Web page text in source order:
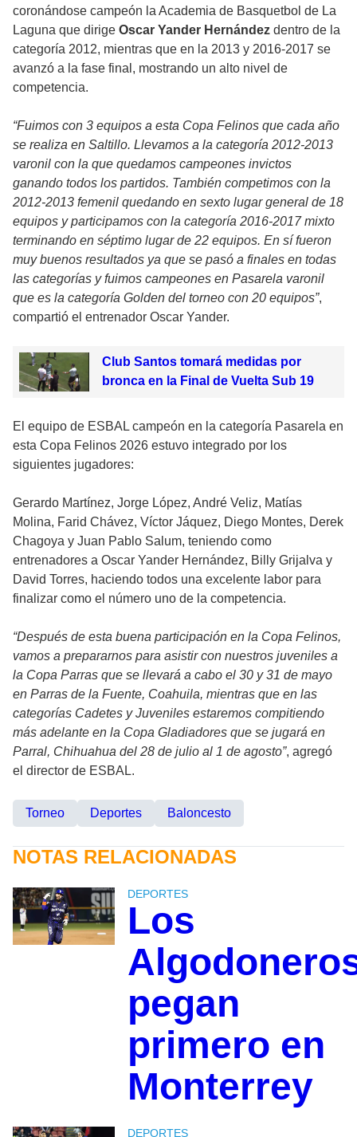
coronándose campeón la Academia de Basquetbol de La
Laguna que dirige Oscar Yander Hernández dentro de la
categoría 2012, mientras que en la 2013 y 2016-2017 se
avanzó a la fase final, mostrando un alto nivel de
competencia.
“Fuimos con 3 equipos a esta Copa Felinos que cada año
se realiza en Saltillo. Llevamos a la categoría 2012-2013
varonil con la que quedamos campeones invictos
ganando todos los partidos. También competimos con la
2012-2013 femenil quedando en sexto lugar general de 18
equipos y participamos con la categoría 2016-2017 mixto
terminando en séptimo lugar de 22 equipos. En sí fueron
muy buenos resultados ya que se pasó a finales en todas
las categorías y fuimos campeones en Pasarela varonil
que es la categoría Golden del torneo con 20 equipos”,
compartió el entrenador Oscar Yander.
Club Santos tomará medidas por
bronca en la Final de Vuelta Sub 19
El equipo de ESBAL campeón en la categoría Pasarela en
esta Copa Felinos 2026 estuvo integrado por los
siguientes jugadores:
Gerardo Martínez, Jorge López, André Veliz, Matías
Molina, Farid Chávez, Víctor Jáquez, Diego Montes, Derek
Chagoya y Juan Pablo Salum, teniendo como
entrenadores a Oscar Yander Hernández, Billy Grijalva y
David Torres, haciendo todos una excelente labor para
finalizar como el número uno de la competencia.
“Después de esta buena participación en la Copa Felinos,
vamos a prepararnos para asistir con nuestros juveniles a
la Copa Parras que se llevará a cabo el 30 y 31 de mayo
en Parras de la Fuente, Coahuila, mientras que en las
categorías Cadetes y Juveniles estaremos compitiendo
más adelante en la Copa Gladiadores que se jugará en
Parral, Chihuahua del 28 de julio al 1 de agosto”, agregó
el director de ESBAL.
Torneo Deportes Baloncesto
NOTAS RELACIONADAS
DEPORTES
Los
pegan
primero en
Monterrey
DEPORTES